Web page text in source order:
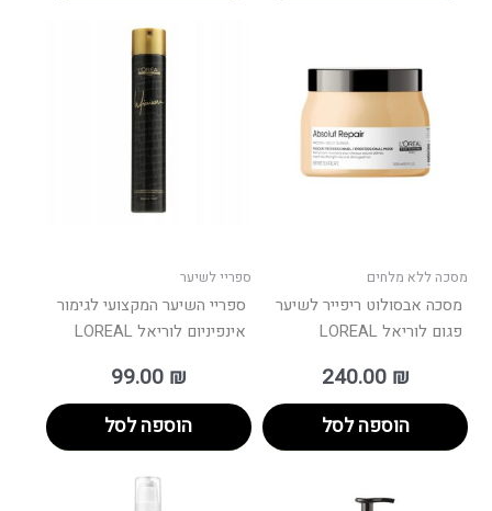
מסכה ללא מלחים
מסכה אבסולוט ריפייר לשיער
פגום לוריאל LOREAL
240.00 ₪
הוספה לסל
ספריי לשיער
ספריי השיער המקצועי לגימור
אינפיניום לוריאל LOREAL
99.00 ₪
הוספה לסל